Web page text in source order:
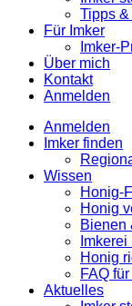
Tipps
Für Imker
Imker-
Über mich
Kontakt
Anmelden
Anmelden
Imker finden
Wissen
Honig-
Honig
Bienen
Honig
FAQ
Aktuelles